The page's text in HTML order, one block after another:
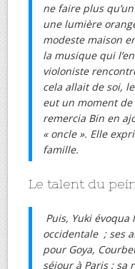
ne faire plus
une lumière
modeste maison
la musique qui
violoniste
cela allait de soi,
eut un moment de
remercia Bin en
« oncle ». Elle
famille.
Le talent du
Puis, Yuki
occidentale ; ses
pour Goya,
séjour à Paris ; sa